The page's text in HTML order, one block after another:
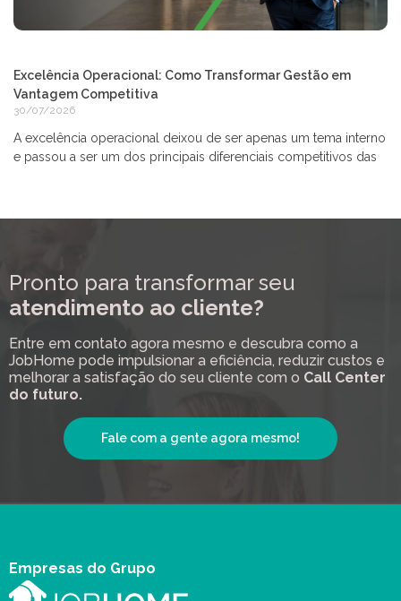
Excelência Operacional: Como Transformar Gestão em
Vantagem Competitiva
30/07/2026
A excelência operacional deixou de ser apenas um tema interno
e passou a ser um dos principais diferenciais competitivos das
Pronto para transformar seu
atendimento ao cliente?
Entre em contato agora mesmo e descubra como a
JobHome pode impulsionar a eficiência, reduzir custos e
melhorar a satisfação do seu cliente com o Call Center
do futuro.
Fale com a gente agora mesmo!
Empresas do Grupo